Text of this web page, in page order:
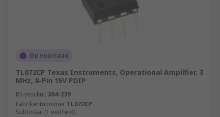
Op voorraad
TL072CP Texas Instruments, Operational Amplifier, 3
MHz, 8-Pin 15V PDIP
RS-stocknr. 304-239
Fabrikantnummer TL072CP
Subtotaal (1 eenheid)